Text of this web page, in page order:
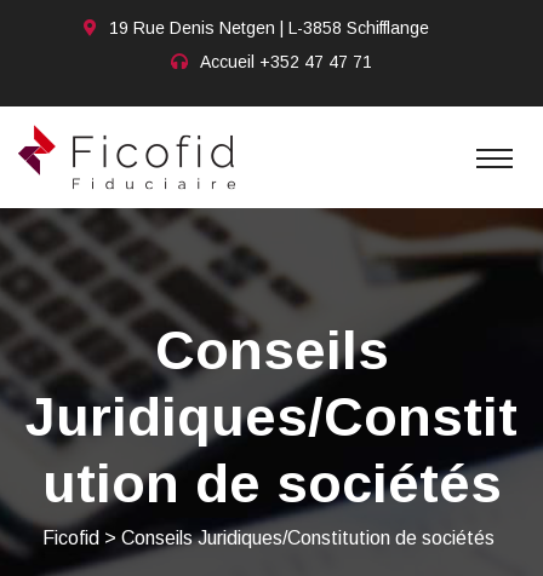
19 Rue Denis Netgen | L-3858 Schifflange
Accueil +352 47 47 71
Conseils
Juridiques/Constit
ution de sociétés
Ficofid > Conseils Juridiques/Constitution de sociétés